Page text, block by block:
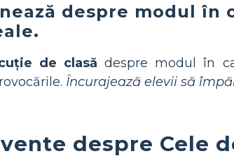
despre modul în
de clasă despre modul în
Încurajează elevii să
despre Cele